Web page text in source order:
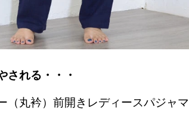
される・・・
（丸衿）前開きレディースパジャマ